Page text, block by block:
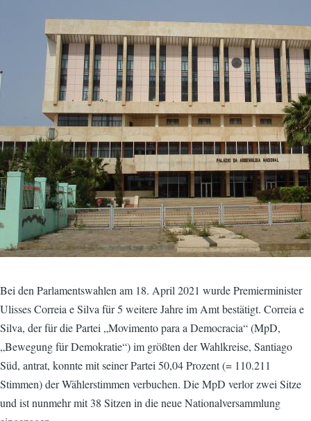
Bei den Parlamentswahlen am 18. April 2021 wurde Premierminister
Ulisses Correia e Silva für 5 weitere Jahre im Amt bestätigt. Correia e
Silva, der für die Partei „Movimento para a Democracia“ (MpD,
„Bewegung für Demokratie“) im größten der Wahlkreise, Santiago
Süd, antrat, konnte mit seiner Partei 50,04 Prozent (= 110.211
Stimmen) der Wählerstimmen verbuchen. Die MpD verlor zwei Sitze
und ist nunmehr mit 38 Sitzen in die neue Nationalversammlung